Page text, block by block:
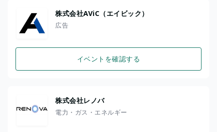
株式会社AViC（エイビック）
広告
イベントを確認する
株式会社レノバ
電力・ガス・エネルギー